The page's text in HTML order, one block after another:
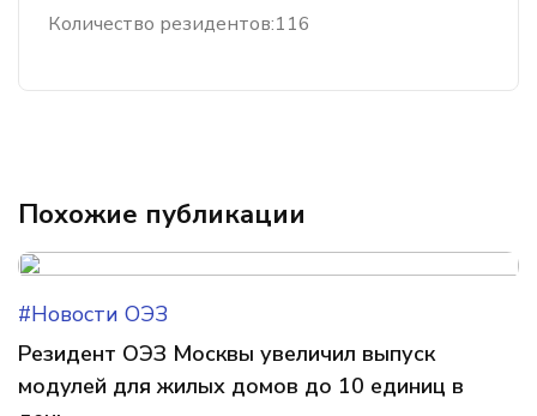
Количество резидентов:116
Похожие публикации
#Новости ОЭЗ
Резидент ОЭЗ Москвы увеличил выпуск
модулей для жилых домов до 10 единиц в